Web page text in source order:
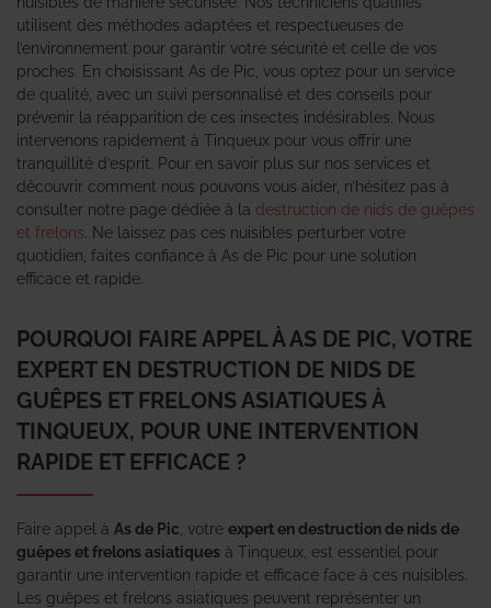
utilisent des méthodes adaptées et respectueuses de
l’environnement pour garantir votre sécurité et celle de vos
proches. En choisissant As de Pic, vous optez pour un service
de qualité, avec un suivi personnalisé et des conseils pour
prévenir la réapparition de ces insectes indésirables. Nous
intervenons rapidement à Tinqueux pour vous offrir une
tranquillité d’esprit. Pour en savoir plus sur nos services et
découvrir comment nous pouvons vous aider, n’hésitez pas à
consulter notre page dédiée à la destruction de nids de guêpes
et frelons . Ne laissez pas ces nuisibles perturber votre
quotidien, faites confiance à As de Pic pour une solution
efficace et rapide.
POURQUOI FAIRE APPEL À AS DE PIC, VOTRE
EXPERT EN DESTRUCTION DE NIDS DE
GUÊPES ET FRELONS ASIATIQUES À
TINQUEUX, POUR UNE INTERVENTION
RAPIDE ET EFFICACE ?
Faire appel à As de Pic , votre expert en destruction de nids de
guêpes et frelons asiatiques à Tinqueux, est essentiel pour
garantir une intervention rapide et efficace face à ces nuisibles.
Les guêpes et frelons asiatiques peuvent représenter un